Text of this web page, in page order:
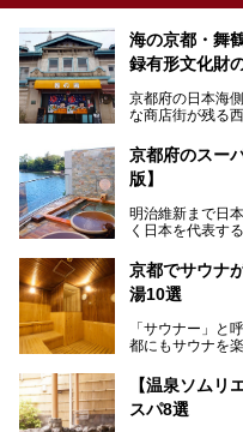
海の京都・舞
録有形文化財
京都府の日本海
な商店街が残る
ます。今回案内
出湯」と「若の
れた歴史ある建
漁師町や商店街
ます。
───
この記事は京都
京都府のスー
版】
明治維新まで日
く日本を代表す
今回は、そんな
湯を紹介します。
部でレジャー気
ー銭湯を探して
京都でサウナ
湯10選
「サウナー」と
都にもサウナを
自分の好きなサ
ナを体感してみ
【温泉ソムリ
スパ8選